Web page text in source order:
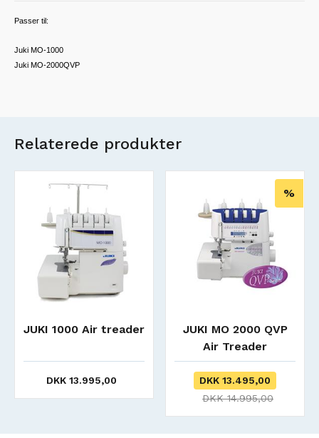
Passer til:
Juki MO-1000
Juki MO-2000QVP
Relaterede produkter
JUKI 1000 Air treader
DKK 13.995,00
%
JUKI MO 2000 QVP
Air Treader
DKK 13.495,00
DKK 14.995,00